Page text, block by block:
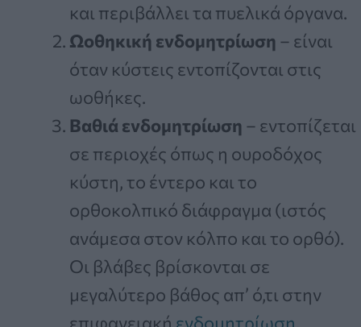
και περιβάλλει τα πυελικά όργανα.
Ωοθηκική ενδομητρίωση – είναι
όταν κύστεις εντοπίζονται στις
ωοθήκες.
Βαθιά ενδομητρίωση – εντοπίζεται
σε περιοχές όπως η ουροδόχος
κύστη, το έντερο και το
ορθοκολπικό διάφραγμα (ιστός
ανάμεσα στον κόλπο και το ορθό).
Οι βλάβες βρίσκονται σε
μεγαλύτερο βάθος απ’ ό,τι στην
επιφανειακή ενδομητρίωση.